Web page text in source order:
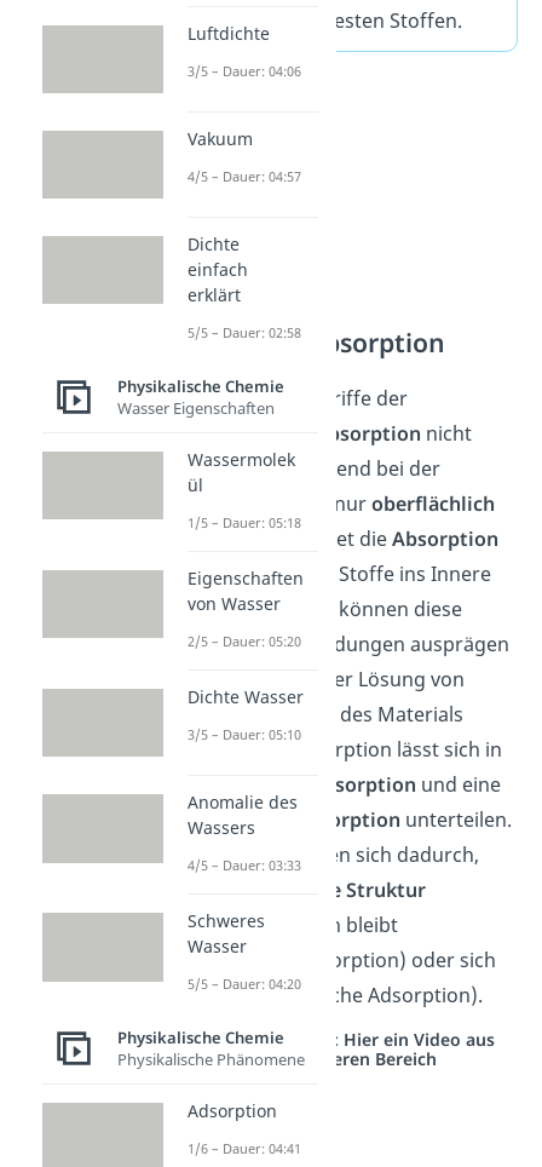
Oberfläche von festen Stoffen.
Adsorption Absorption
Du solltest die Begriffe der
Absorption nicht
verwechseln. Während bei der
Stoffe nuroberflächlich
anlagern, bezeichnet dieAbsorption
einEindringender Stoffe ins Innere
eines Materials. So können diese
Stoffe stärkere Bindungen ausprägen
und es kann zu einer Lösung von
Stoffen im Inneren des Materials
kommen. Die Absorption lässt sich in
chemische Absorption und eine
physikalische Absorption unterteilen.
Diese unterscheiden sich dadurch,
chemische Struktur
entweder bestehen bleibt
(physikalische Adsorption) oder sich
verändert (chemische Adsorption).
Studyflix vernetzt: Hier ein Video aus
einem anderen Bereich
Luftdichte
3/5 – Dauer: 04:06
Vakuum
4/5 – Dauer: 04:57
Dichte
einfach
erklärt
5/5 – Dauer: 02:58
Physikalische Chemie
Wasser Eigenschaften
Wassermolek
ül
1/5 – Dauer: 05:18
Eigenschaften
von Wasser
2/5 – Dauer: 05:20
Dichte Wasser
3/5 – Dauer: 05:10
Anomalie des
Wassers
4/5 – Dauer: 03:33
Schweres
Wasser
5/5 – Dauer: 04:20
Physikalische Chemie
Physikalische Phänomene
Adsorption
1/6 – Dauer: 04:41